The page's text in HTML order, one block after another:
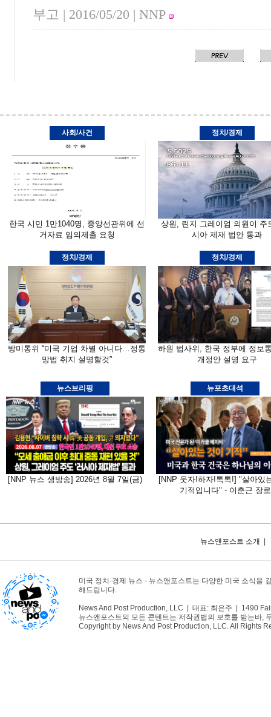
부고 | 2016/05/20 | NNP
사회/사건
한국 시민 1만1040명, 중앙선관위에 선
거자료 임의제출 요청
정치/경제
상원, 린지 그레이엄 의원이 주
시아 제재 법안 통과
정치/경제
방미통위 “미국 기업 차별 아니다…정통
망법 취지 설명할것”
정치/경제
하원 법사위, 한국 정부에 정보
개정안 설명 요구
뉴스브리핑
[NNP 뉴스 생방송] 2026년 8월 7일(금)
뉴포초대석
[NNP 웃자!하자!톡톡!] "살아있
기적입니다" - 이춘근 장로
뉴스앤포스트 소개
미국 정치·경제 뉴스 - 뉴스앤포스트는 다양한 미국 소식을
해드립니다.
News And Post Production, LLC | 대표: 최은주 | 1490
뉴스앤포스트의 모든 콘텐트는 저작권법의 보호를 받는바,
Copyright by News And Post Production, LLC. All Rights